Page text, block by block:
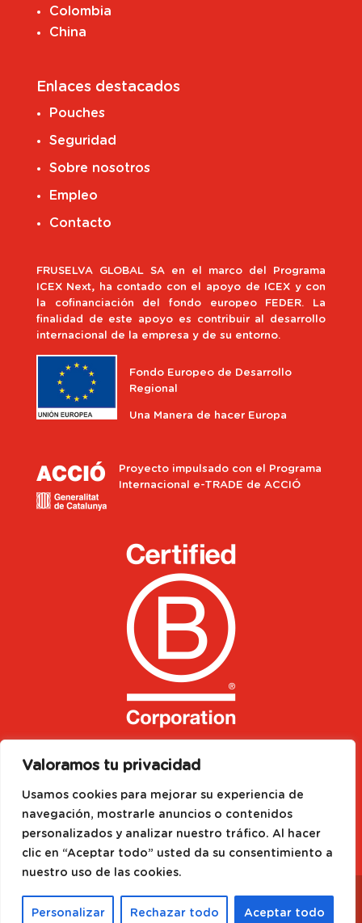
Valoramos tu privacidad
Usamos cookies para mejorar su experiencia de
navegación, mostrarle anuncios o contenidos
personalizados y analizar nuestro tráfico. Al hacer
clic en “Aceptar todo” usted da su consentimiento a
nuestro uso de las cookies.
Personalizar Rechazar todo Aceptar todo
Colombia
China
Enlaces destacados
Pouches
Seguridad
Sobre nosotros
Empleo
Contacto
FRUSELVA GLOBAL SA en el marco del Programa
ICEX Next, ha contado con el apoyo de ICEX y con
la cofinanciación del fondo europeo FEDER. La
finalidad de este apoyo es contribuir al desarrollo
internacional de la empresa y de su entorno.
Fondo Europeo de Desarrollo
Regional
Una Manera de hacer Europa
Proyecto impulsado con el Programa
Internacional e-TRADE de ACCIÓ
2021 FRUSELVA GLOBAL SA |Aviso Legal |Política